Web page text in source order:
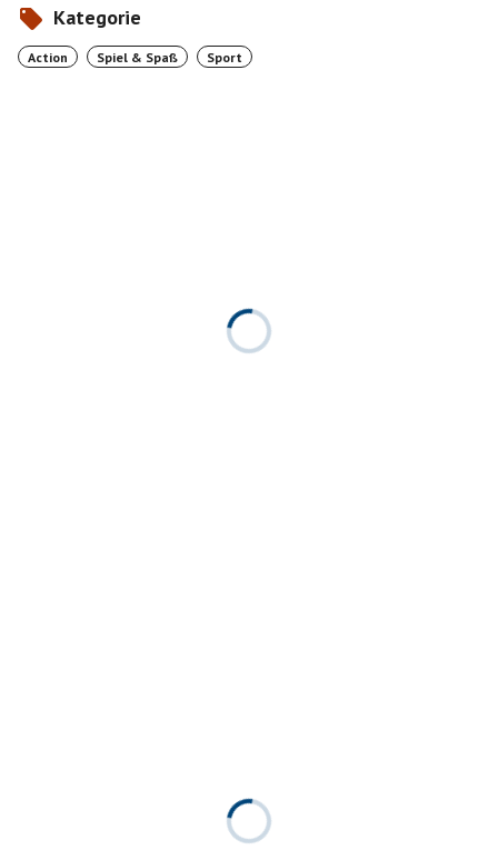
Kategorie
Action Spiel & Spaß Sport